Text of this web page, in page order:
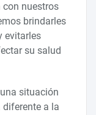
nuestros
brindarles
evitarles
su salud
situación
a la